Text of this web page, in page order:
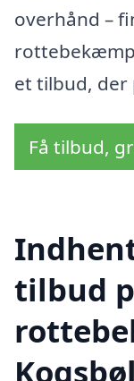
overhånd –
et tilbud, der
Få tilbud,
tilbud